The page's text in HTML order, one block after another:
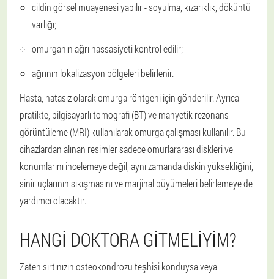
cildin görsel muayenesi yapılır - soyulma, kızarıklık, döküntü
varlığı;
omurganın ağrı hassasiyeti kontrol edilir;
ağrının lokalizasyon bölgeleri belirlenir.
Hasta, hatasız olarak omurga röntgeni için gönderilir. Ayrıca
pratikte, bilgisayarlı tomografi (BT) ve manyetik rezonans
görüntüleme (MRI) kullanılarak omurga çalışması kullanılır. Bu
cihazlardan alınan resimler sadece omurlararası diskleri ve
konumlarını incelemeye değil, aynı zamanda diskin yüksekliğini,
sinir uçlarının sıkışmasını ve marjinal büyümeleri belirlemeye de
yardımcı olacaktır.
HANGI DOKTORA GITMELIYIM?
Zaten sırtınızın osteokondrozu teşhisi konduysa veya